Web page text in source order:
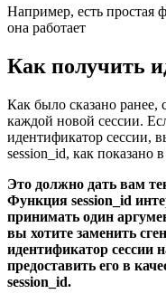
Например, есть простая
она работает
Как получить
Как было сказано ранее,
каждой новой сессии.
идентификатор сессии,
session_id, как показано
Это должно дать вам
Функция session_id
принимать один
вы хотите заменить
идентификатор сессии
предоставить его в
session_id.